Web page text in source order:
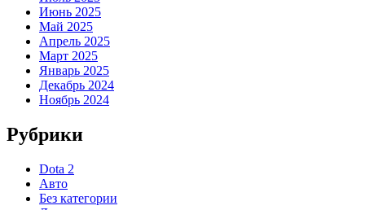
Июнь 2025
Май 2025
Апрель 2025
Март 2025
Январь 2025
Декабрь 2024
Ноябрь 2024
Рубрики
Dota 2
Авто
Без категории